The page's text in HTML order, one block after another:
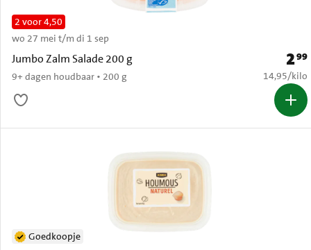
Jumbo Zalm Salade 200 g
9+ dagen houdbaar • 200 g
2 voor 4,50
wo 27 mei t/m di 1 sep
299
€ 14,95
14,95/kilo
Goedkoopje